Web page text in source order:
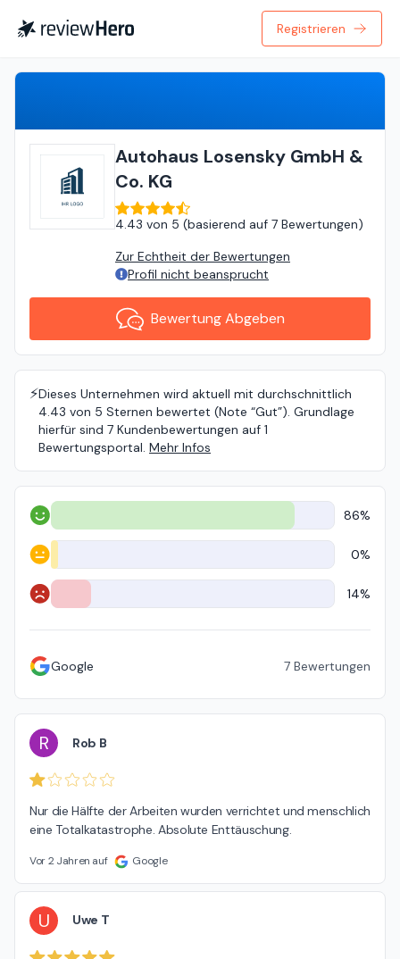
Registrieren
Autohaus Losensky GmbH &
Co. KG
4.43 von 5 (basierend auf 7 Bewertungen)
Zur Echtheit der Bewertungen
Profil nicht beansprucht
Bewertung Abgeben
⚡️Dieses Unternehmen wird aktuell mit durchschnittlich
4.43 von 5 Sternen bewertet (Note “Gut”). Grundlage
hierfür sind 7 Kundenbewertungen auf 1
Bewertungsportal. Mehr Infos
Positiv 86%
Neutral 0%
Negativ 14%
Google 7 Bewertungen
R Rob B
Nur die Hälfte der Arbeiten wurden verrichtet und menschlich
eine Totalkatastrophe. Absolute Enttäuschung.
Vor 2 Jahren auf Google
U Uwe T